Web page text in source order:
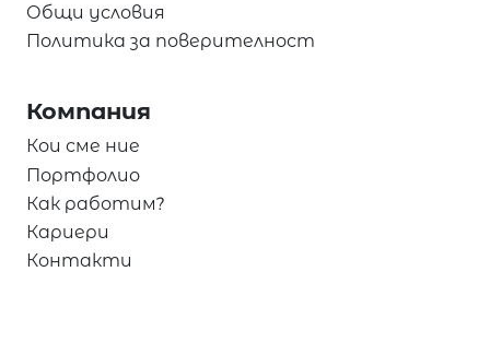
Общи условия
Политика за поверителност
Компания
Кои сме ние
Портфолио
Как работим?
Кариери
Контакти